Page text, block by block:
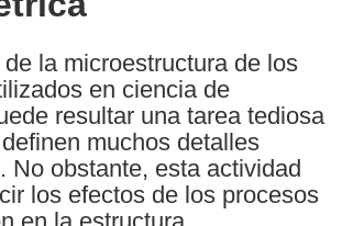
la microestructura de los
en ciencia de
resultar una tarea tediosa
muchos detalles
No obstante, esta actividad
los efectos de los procesos